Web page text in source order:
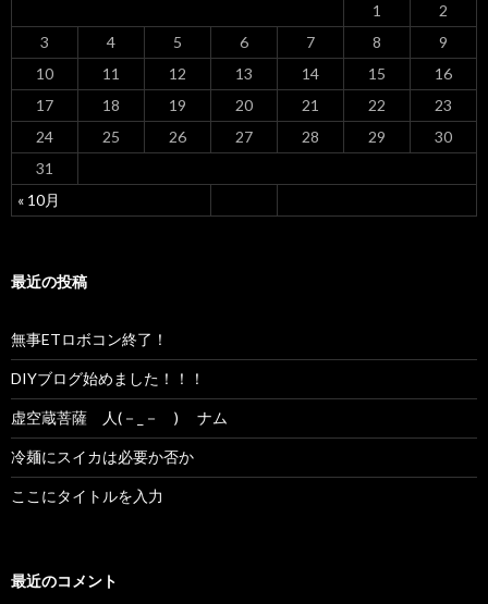
« 10月
1
2
3
4 5 6 7 8
9
10
11 12 13 14 15
16
17
18 19 20 21 22
23
24
25 26 27 28 29
30
31
最近の投稿
無事ETロボコン終了！
DIYブログ始めました！！！
虚空蔵菩薩 人(－_－ ) ナム
冷麺にスイカは必要か否か
ここにタイトルを入力
最近のコメント